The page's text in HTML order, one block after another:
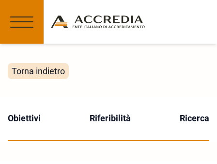
Torna indietro
Obiettivi Riferibilità Ricerca